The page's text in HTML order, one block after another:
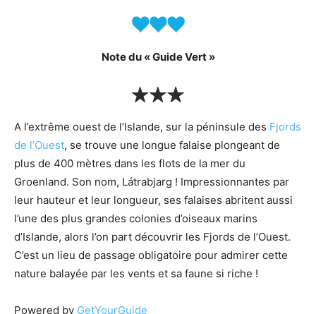
Note du « Guide Vert »
A l’extrême ouest de l’Islande, sur la péninsule des Fjords
de l’Ouest, se trouve une longue falaise plongeant de
plus de 400 mètres dans les flots de la mer du
Groenland. Son nom, Látrabjarg ! Impressionnantes par
leur hauteur et leur longueur, ses falaises abritent aussi
l’une des plus grandes colonies d’oiseaux marins
d’Islande, alors l’on part découvrir les Fjords de l’Ouest.
C’est un lieu de passage obligatoire pour admirer cette
nature balayée par les vents et sa faune si riche !
Powered by GetYourGuide